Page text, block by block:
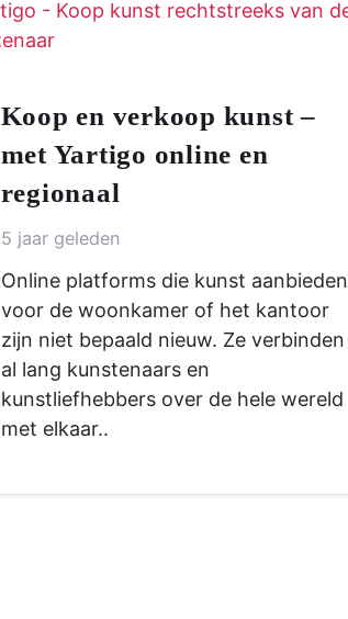
Koop en verkoop kunst –
met Yartigo online en
regionaal
5 jaar geleden
Online platforms die kunst aanbieden
voor de woonkamer of het kantoor
zijn niet bepaald nieuw. Ze verbinden
al lang kunstenaars en
kunstliefhebbers over de hele wereld
met elkaar..